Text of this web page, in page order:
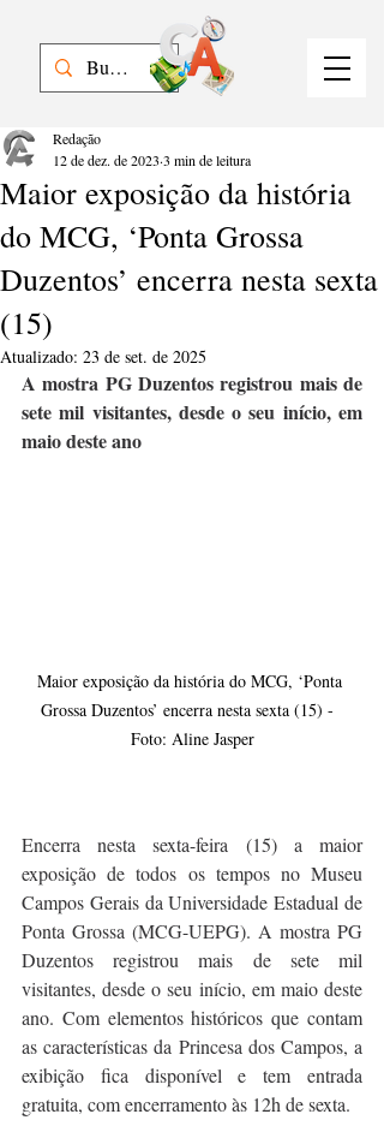
Maior exposição da história
do MCG, ‘Ponta Grossa
Duzentos’ encerra nesta sexta
(15)
Redação
12 de dez. de 2023 3 min de leitura
Atualizado: 23 de set. de 2025
A mostra PG Duzentos registrou mais de
sete mil visitantes, desde o seu início, em
maio deste ano
Maior exposição da história do MCG, ‘Ponta
Grossa Duzentos’ encerra nesta sexta (15) -
Foto: Aline Jasper
Encerra nesta sexta-feira (15) a maior
exposição de todos os tempos no Museu
Campos Gerais da Universidade Estadual de
Ponta Grossa (MCG-UEPG). A mostra PG
Duzentos registrou mais de sete mil
visitantes, desde o seu início, em maio deste
ano. Com elementos históricos que contam
as características da Princesa dos Campos, a
exibição fica disponível e tem entrada
gratuita, com encerramento às 12h de sexta.